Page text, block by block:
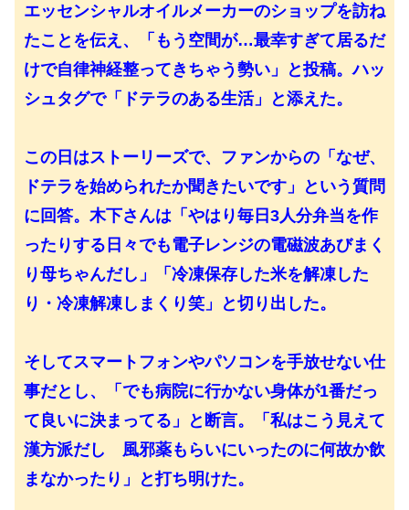
エッセンシャルオイルメーカーのショップを訪ね
たことを伝え、「もう空間が…最幸すぎて居るだ
けで自律神経整ってきちゃう勢い」と投稿。ハッ
シュタグで「ドテラのある生活」と添えた。
この日はストーリーズで、ファンからの「なぜ、
ドテラを始められたか聞きたいです」という質問
に回答。木下さんは「やはり毎日3人分弁当を作
ったりする日々でも電子レンジの電磁波あびまく
り母ちゃんだし」「冷凍保存した米を解凍した
り・冷凍解凍しまくり笑」と切り出した。
そしてスマートフォンやパソコンを手放せない仕
事だとし、「でも病院に行かない身体が1番だっ
て良いに決まってる」と断言。「私はこう見えて
漢方派だし 風邪薬もらいにいったのに何故か飲
まなかったり」と打ち明けた。